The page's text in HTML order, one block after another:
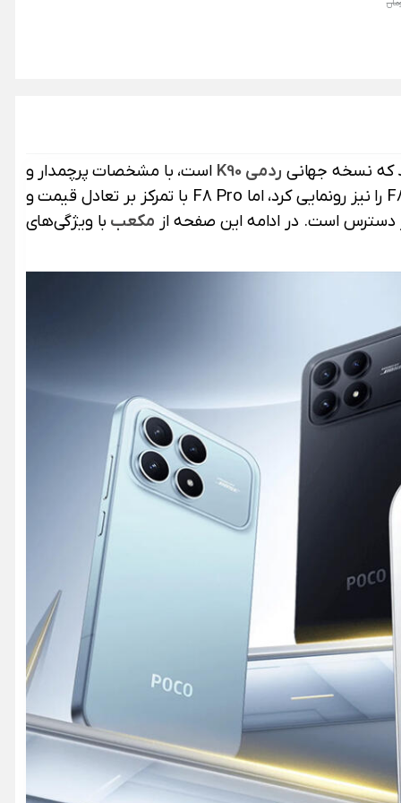
ردمی K90
است، با مشخصات پرچمدار و
همزمان F8 Ultra را نیز رونمایی کرد، اما F8 Pro با تمرکز بر تعادل قیمت و
مکعب با ویژگی‌های